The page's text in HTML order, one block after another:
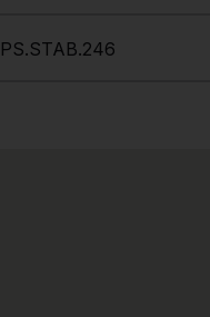
PS.STAB.246